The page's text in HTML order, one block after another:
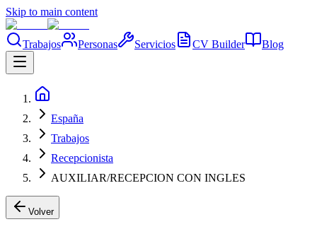
Skip to main content
Trabajos Personas Servicios CV Builder Blog
España
Trabajos
Recepcionista
AUXILIAR/RECEPCION CON INGLES
Volver